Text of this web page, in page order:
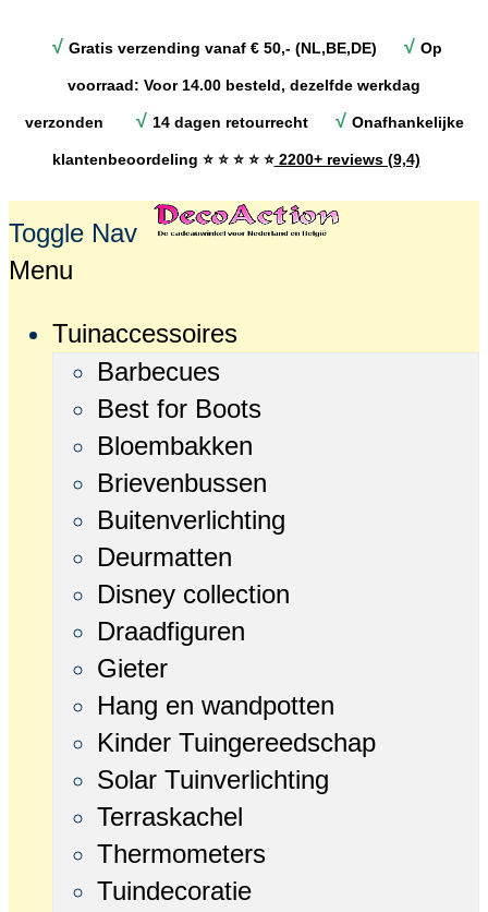
√ Gratis verzending vanaf € 50,- (NL,BE,DE) √ Op
voorraad: Voor 14.00 besteld, dezelfde werkdag
verzonden √ 14 dagen retourrecht √ Onafhankelijke
klantenbeoordeling ⭐ ⭐ ⭐ ⭐ ⭐2200+ reviews (9,4)
Toggle Nav
Menu
Tuinaccessoires
Barbecues
Best for Boots
Bloembakken
Brievenbussen
Buitenverlichting
Deurmatten
Disney collection
Draadfiguren
Gieter
Hang en wandpotten
Kinder Tuingereedschap
Solar Tuinverlichting
Terraskachel
Thermometers
Tuindecoratie